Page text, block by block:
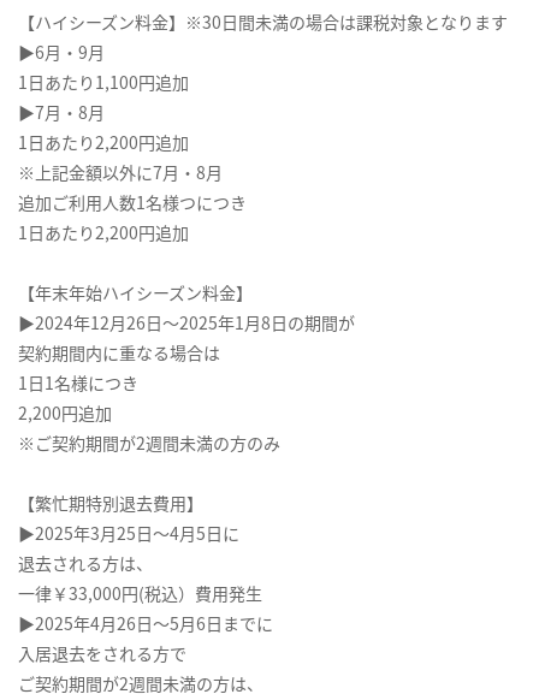
【ハイシーズン料金】※30日間未満の場合は課税対象となります
▶6月・9月
1日あたり1,100円追加
▶7月・8月
1日あたり2,200円追加
※上記金額以外に7月・8月
追加ご利用人数1名様つにつき
1日あたり2,200円追加
【年末年始ハイシーズン料金】
▶2024年12月26日～2025年1月8日の期間が
契約期間内に重なる場合は
1日1名様につき
2,200円追加
※ご契約期間が2週間未満の方のみ
【繁忙期特別退去費用】
▶2025年3月25日～4月5日に
退去される方は、
一律￥33,000円(税込）費用発生
▶2025年4月26日～5月6日までに
入居退去をされる方で
ご契約期間が2週間未満の方は、